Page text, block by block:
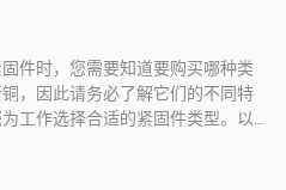
件时，您需要知道要购买哪种类
，因此请务必了解它们的不同特
工作选择合适的紧固件类型。以